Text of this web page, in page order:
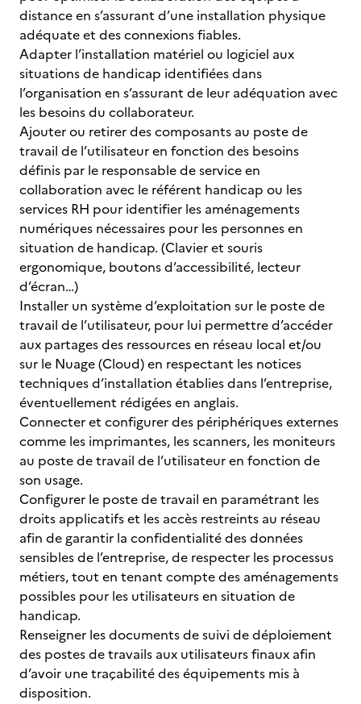
distance en s’assurant d’une installation physique
adéquate et des connexions fiables.
Adapter l’installation matériel ou logiciel aux
situations de handicap identifiées dans
l’organisation en s’assurant de leur adéquation avec
les besoins du collaborateur.
Ajouter ou retirer des composants au poste de
travail de l’utilisateur en fonction des besoins
définis par le responsable de service en
collaboration avec le référent handicap ou les
services RH pour identifier les aménagements
numériques nécessaires pour les personnes en
situation de handicap. (Clavier et souris
ergonomique, boutons d’accessibilité, lecteur
d’écran…)
Installer un système d’exploitation sur le poste de
travail de l’utilisateur, pour lui permettre d’accéder
aux partages des ressources en réseau local et/ou
sur le Nuage (Cloud) en respectant les notices
techniques d’installation établies dans l’entreprise,
éventuellement rédigées en anglais.
Connecter et configurer des périphériques externes
comme les imprimantes, les scanners, les moniteurs
au poste de travail de l’utilisateur en fonction de
son usage.
Configurer le poste de travail en paramétrant les
droits applicatifs et les accès restreints au réseau
afin de garantir la confidentialité des données
sensibles de l’entreprise, de respecter les processus
métiers, tout en tenant compte des aménagements
possibles pour les utilisateurs en situation de
handicap.
Renseigner les documents de suivi de déploiement
des postes de travails aux utilisateurs finaux afin
d’avoir une traçabilité des équipements mis à
disposition.